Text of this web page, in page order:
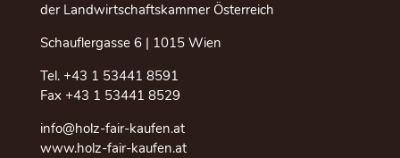
der Landwirtschaftskammer Österreich
Schauflergasse 6 | 1015 Wien
Tel. +43 1 53441 8591
Fax +43 1 53441 8529
info@holz-fair-kaufen.at
www.holz-fair-kaufen.at